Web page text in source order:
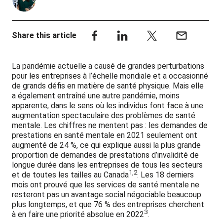
Share this article
La pandémie actuelle a causé de grandes perturbations
pour les entreprises à l’échelle mondiale et a occasionné
de grands défis en matière de santé physique. Mais elle
a également entraîné une autre pandémie, moins
apparente, dans le sens où les individus font face à une
augmentation spectaculaire des problèmes de santé
mentale. Les chiffres ne mentent pas : les demandes de
prestations en santé mentale en 2021 seulement ont
augmenté de 24 %, ce qui explique aussi la plus grande
proportion de demandes de prestations d’invalidité de
longue durée dans les entreprises de tous les secteurs
et de toutes les tailles au Canada1,2. Les 18 derniers
mois ont prouvé que les services de santé mentale ne
resteront pas un avantage social négociable beaucoup
plus longtemps, et que 76 % des entreprises cherchent
à en faire une priorité absolue en 20223.